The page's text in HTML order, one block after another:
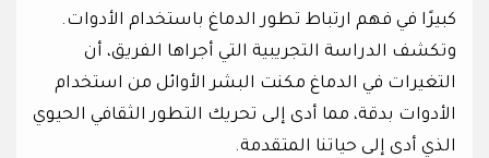
كبيرًا في فهم ارتباط تطور الدماغ باستخدام الأدوات.
وتكشف الدراسة التجريبية التي أجراها الفريق، أن
التغيرات في الدماغ مكنت البشر الأوائل من استخدام
الأدوات بدقة، مما أدى إلى تحريك التطور الثقافي الحيوي
الذي أدى إلى حياتنا المتقدمة.